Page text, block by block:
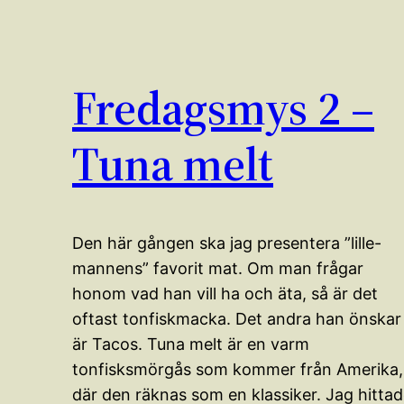
Fredagsmys 2 –
Tuna melt
Den här gången ska jag presentera ”lille-
mannens” favorit mat. Om man frågar
honom vad han vill ha och äta, så är det
oftast tonfiskmacka. Det andra han önskar
är Tacos. Tuna melt är en varm
tonfisksmörgås som kommer från Amerika,
där den räknas som en klassiker. Jag